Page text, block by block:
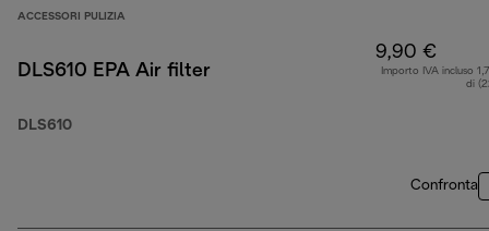
ACCESSORI PULIZIA
DLS610 EPA Air filter
DLS610
9,90 €
Importo IVA incluso
di
Confronta